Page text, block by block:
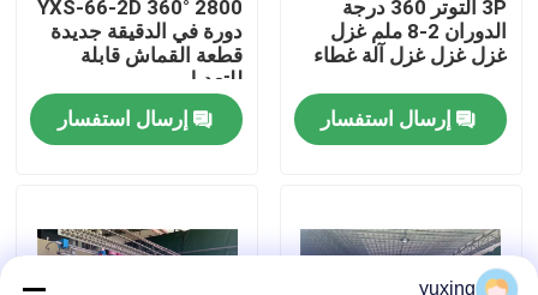
مراقبة الجودة
اتصل بنا
القضايا
3P التوتر 360 درجة
الدوران 2-8 ملم غزل
غزل غزل غزل آلة غطاء
إرسال استفسار
YXS-66-2D 360° 2800
دورة في الدقيقة جديدة
قطعة القماش قابلة
للتعديل
إرسال استفسار
yuxing